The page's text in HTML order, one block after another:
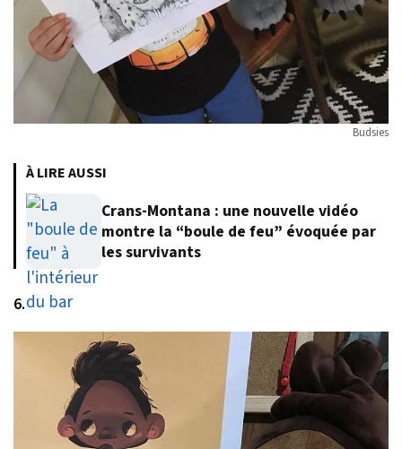
Budsies
À LIRE AUSSI
Crans-Montana : une nouvelle vidéo
montre la “boule de feu” évoquée par
les survivants
6.